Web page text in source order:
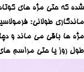
شده که حتی مژه‌ های
ماندگاری طولانی:
مژه‌ ها باقی می‌ ماند و
طول روز یا حتی مراسم‌